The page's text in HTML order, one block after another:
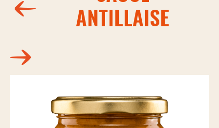
Sauces et condiments
NOS RECETTES
Nos actus pimentées
Pour aller plus loin
ANTILLAISE